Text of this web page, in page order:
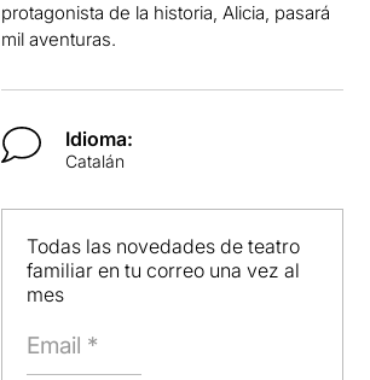
protagonista de la historia, Alicia, pasará
mil aventuras.
Idioma:
Catalán
Todas las novedades de teatro
familiar en tu correo una vez al
mes